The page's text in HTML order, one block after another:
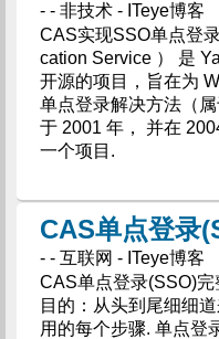
- - 非技术 - ITeye博客
CAS实现SSO单点登
cation Service ） 是
开源的项目，旨在为
单点登录解决方法（
于 2001 年， 并在
一个项目.
CAS单点登录
- - 互联网 - ITeye博客
CAS单点登录(SSO)
目的：从头到尾细细
用的每个步骤. 单点登